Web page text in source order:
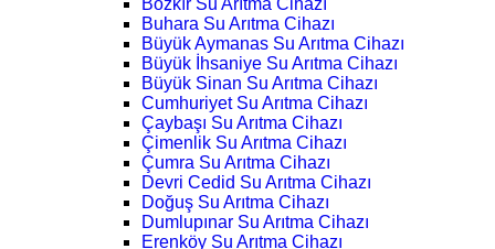
Bozkır Su Arıtma Cihazı
Buhara Su Arıtma Cihazı
Büyük Aymanas Su Arıtma Cihazı
Büyük İhsaniye Su Arıtma Cihazı
Büyük Sinan Su Arıtma Cihazı
Cumhuriyet Su Arıtma Cihazı
Çaybaşı Su Arıtma Cihazı
Çimenlik Su Arıtma Cihazı
Çumra Su Arıtma Cihazı
Devri Cedid Su Arıtma Cihazı
Doğuş Su Arıtma Cihazı
Dumlupınar Su Arıtma Cihazı
Erenköy Su Arıtma Cihazı